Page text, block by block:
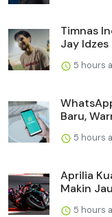
Timnas
Jay Idzes
5 hours
Baru,
5 hours
Aprilia
Makin
5 hours